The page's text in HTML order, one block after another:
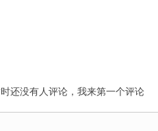
还没有人评论，我来第一个评论